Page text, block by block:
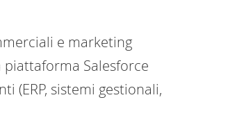
e marketing
Salesforce
(ERP, sistemi gestionali,